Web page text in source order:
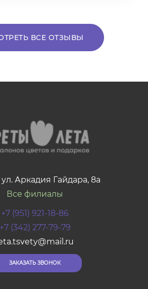
ВСЕ ОТЗЫВЫ
Аркадия Гайдара, 8а
Все филиалы
+7 (951) 921-18-86
+7 (342) 277-79-79
ЗАКАЗАТЬ ЗВОНОК